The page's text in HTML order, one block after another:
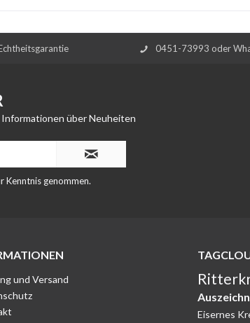
0451-73993 oder
über Neuheiten
Kenntnis genommen.
und Versand
Eisernes